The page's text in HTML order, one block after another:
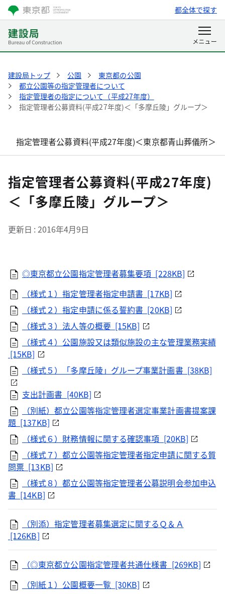
都全体で探す
建設局トップ 公園
東京都の公園
都立公園等の指定管理者について
指定管理者の指定について（平成27年度）
指定管理者公募資料(平成27年度)＜「多摩丘陵」グループ＞
指定管理者公募資料(平成27年度)＜東京都青山葬儀所＞
指定管理者公募資料(平成27年度)
＜「多摩丘陵」グループ＞
更新日 2016年4月9日
◎東京都立公園指定管理者募集要項 [228KB]
（様式１）指定管理者指定申請書 [17KB]
（様式２）指定申請に係る誓約書 [20KB]
（様式３）法人等の概要 [15KB]
（様式４）公園施設又は類似施設の主な管理業務実績
[15KB]
（様式５）「多摩丘陵」グループ事業計画書 [38KB]
支出計画書 [40KB]
（別紙）都立公園等指定管理者選定事業計画書提案課
題 [137KB]
（様式６）財務情報に関する確認事項 [20KB]
（様式７）都立公園等指定管理者指定申請に関する質
問票 [13KB]
（様式８）都立公園等指定管理者公募説明会参加申込
書 [14KB]
（別添）指定管理者募集選定に関するＱ＆Ａ
[126KB]
（◎東京都立公園指定管理者共通仕様書 [269KB]
（別紙１）公園概要一覧 [30KB]